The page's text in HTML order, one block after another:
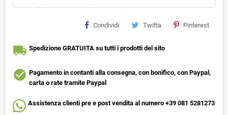
Condividi Twitta Pinterest
local_shipping Spedizione GRATUITA su tutti i prodotti del sito
check_circle Pagamento in contanti alla consegna, con bonifico, con Paypal,
carta o rate tramite Paypal
Assistenza clienti pre e post vendita al numero +39 081 5281273